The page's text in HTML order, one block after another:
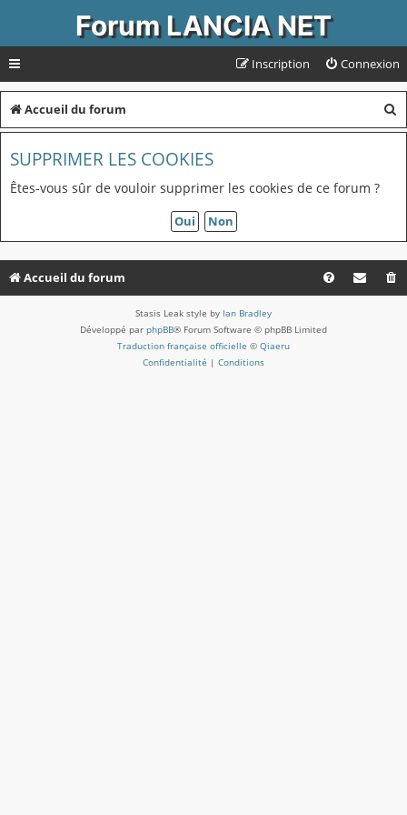
Forum LANCIA NET
Connexion
Inscription
Accueil du forum
e
r
h
SUPPRIMER LES COOKIES
Êtes-vous sûr de vouloir supprimer les cookies de ce forum ?
Accueil du forum
Stasis Leak style by Ian Bradley
Développé par phpBB® Forum Software © phpBB Limited
Traduction française officielle © Qiaeru
Confidentialité | Conditions